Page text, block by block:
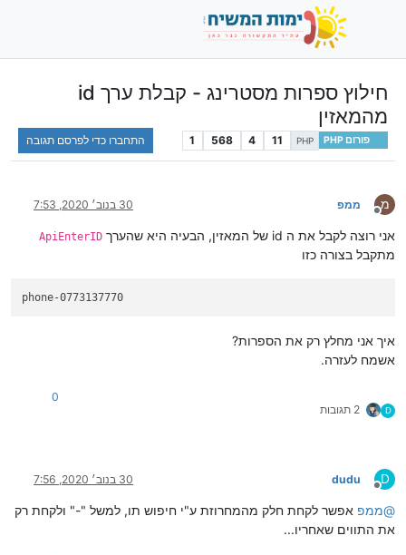
חילוץ ספרות מסטרינג - קבלת ערך id
מהמאזין
פורום PHP PHP
11
4
568
1 התחברו כדי לפרסם תגובה
מ
מנותק
ממפ 30 בנוב׳ 2020, 7:53
אני רוצה לקבל את ה id של המאזין, הבעיה היא שהערך ApiEnterID
מתקבל בצורה כזו
איך אני מחלץ רק את הספרות?
אשמח לעזרה.
D 2 תגובות
0
D
מנותק
dudu 30 בנוב׳ 2020, 7:56
@ממפ אפשר לקחת חלק מהמחרוזת ע"י חיפוש תו, למשל "-" ולקחת רק
את התווים שאחריו...